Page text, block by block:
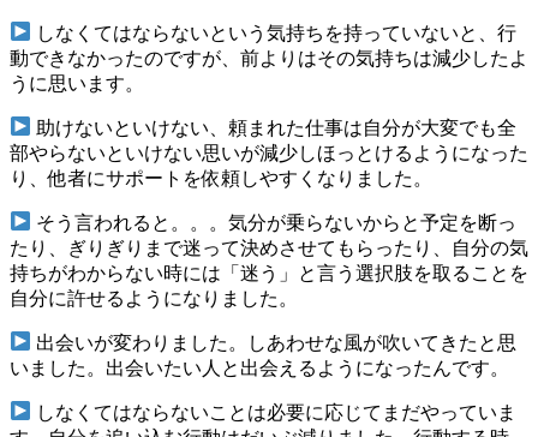
しなくてはならないという気持ちを持っていないと、行
動できなかったのですが、前よりはその気持ちは減少したよ
うに思います。
助けないといけない、頼まれた仕事は自分が大変でも全
部やらないといけない思いが減少しほっとけるようになった
り、他者にサポートを依頼しやすくなりました。
そう言われると。。。気分が乗らないからと予定を断っ
たり、ぎりぎりまで迷って決めさせてもらったり、自分の気
持ちがわからない時には「迷う」と言う選択肢を取ることを
自分に許せるようになりました。
出会いが変わりました。しあわせな風が吹いてきたと思
いました。出会いたい人と出会えるようになったんです。
しなくてはならないことは必要に応じてまだやっていま